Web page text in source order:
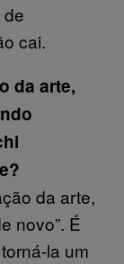
cai.
da arte,
da arte,
novo”. É
la um